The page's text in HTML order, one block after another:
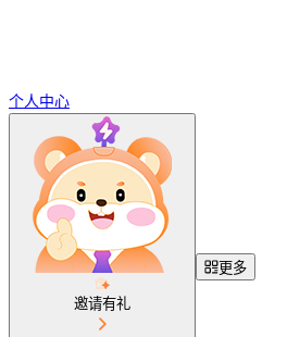
个人中心
邀请有礼
更多